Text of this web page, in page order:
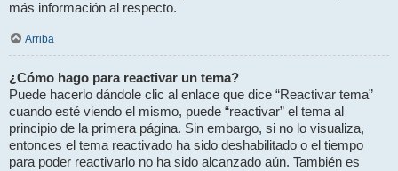
más información al respecto.
Arriba
¿Cómo hago para reactivar un tema?
Puede hacerlo dándole clic al enlace que dice “Reactivar tema”
cuando esté viendo el mismo, puede “reactivar” el tema al
principio de la primera página. Sin embargo, si no lo visualiza,
entonces el tema reactivado ha sido deshabilitado o el tiempo
para poder reactivarlo no ha sido alcanzado aún. También es